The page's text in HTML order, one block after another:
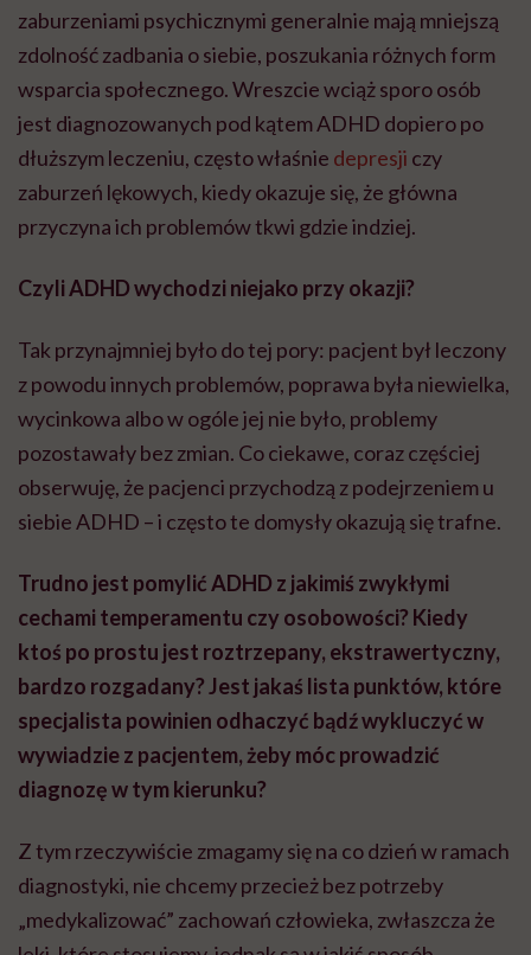
zaburzeniami psychicznymi generalnie mają mniejszą
zdolność zadbania o siebie, poszukania różnych form
wsparcia społecznego. Wreszcie wciąż sporo osób
jest diagnozowanych pod kątem ADHD dopiero po
dłuższym leczeniu, często właśnie depresji czy
zaburzeń lękowych, kiedy okazuje się, że główna
przyczyna ich problemów tkwi gdzie indziej.
Czyli ADHD wychodzi niejako przy okazji?
Tak przynajmniej było do tej pory: pacjent był leczony
z powodu innych problemów, poprawa była niewielka,
wycinkowa albo w ogóle jej nie było, problemy
pozostawały bez zmian. Co ciekawe, coraz częściej
obserwuję, że pacjenci przychodzą z podejrzeniem u
siebie ADHD – i często te domysły okazują się trafne.
Trudno jest pomylić ADHD z jakimiś zwykłymi
cechami temperamentu czy osobowości? Kiedy
ktoś po prostu jest roztrzepany, ekstrawertyczny,
bardzo rozgadany? Jest jakaś lista punktów, które
specjalista powinien odhaczyć bądź wykluczyć w
wywiadzie z pacjentem, żeby móc prowadzić
diagnozę w tym kierunku?
Z tym rzeczywiście zmagamy się na co dzień w ramach
diagnostyki, nie chcemy przecież bez potrzeby
„medykalizować” zachowań człowieka, zwłaszcza że